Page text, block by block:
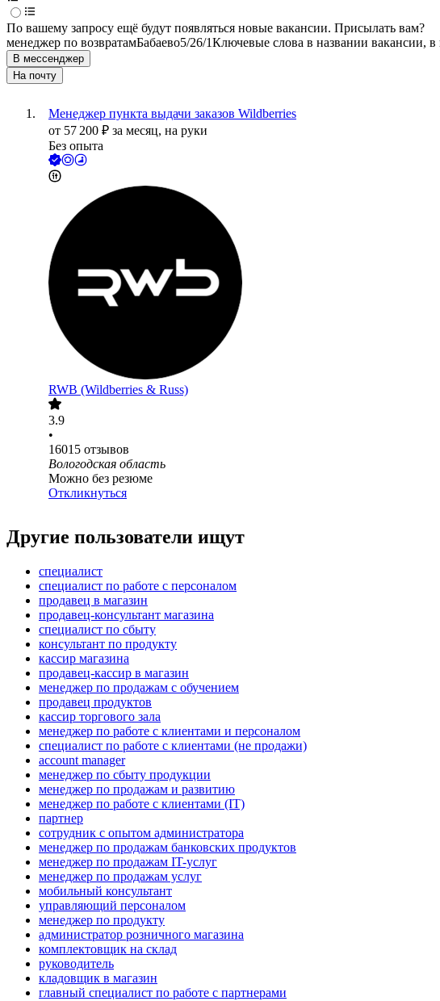
По вашему запросу ещё будут появляться новые вакансии. Присылать вам?
менеджер по возвратамБабаево5/26/1Ключевые слова в названии вакансии,
В мессенджер
На почту
Менеджер пункта выдачи заказов Wildberries
от 57 200 ₽ за месяц, на руки
Без опыта
RWB (Wildberries & Russ)
3.9
•
16015 отзывов
Вологодская область
Можно без резюме
Откликнуться
Другие пользователи ищут
специалист
специалист по работе с персоналом
продавец в магазин
продавец-консультант магазина
специалист по сбыту
консультант по продукту
кассир магазина
продавец-кассир в магазин
менеджер по продажам с обучением
продавец продуктов
кассир торгового зала
менеджер по работе с клиентами и персоналом
специалист по работе с клиентами (не продажи)
account manager
менеджер по сбыту продукции
менеджер по продажам и развитию
менеджер по работе с клиентами (IT)
партнер
сотрудник с опытом администратора
менеджер по продажам банковских продуктов
менеджер по продажам IT-услуг
менеджер по продажам услуг
мобильный консультант
управляющий персоналом
менеджер по продукту
администратор розничного магазина
комплектовщик на склад
руководитель
кладовщик в магазин
главный специалист по работе с партнерами